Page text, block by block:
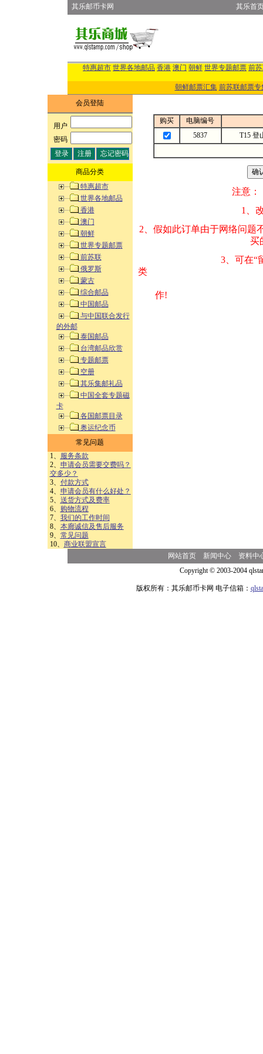
其乐邮币卡网 其乐首
特惠超市 世界各地邮品 香港 澳门 朝鲜 世界专题邮票 前
朝鲜邮票汇集 前苏联邮票专
会员登陆
用户:
密码:
商品分类
特惠超市
世界各地邮品
香港
澳门
朝鲜
世界专题邮票
前苏联
俄罗斯
蒙古
综合邮品
中国邮品
与中国联合发行
的外邮
泰国邮品
台湾邮品欣赏
专题邮票
空册
其乐集邮礼品
中国全套专题磁
卡
各国邮票目录
奥运纪念币
常见问题
1、
服务条款
2、 申请会员需要交费吗？
交多少？
3、 付款方式
4、 申请会员有什么好处？
5、 送货方式及费率
6、
购物流程
7、 我们的工作时间
8、 本廊诚信及售后服务
9、 常见问题
10、 商业联盟宣言
购买
电脑编号
5837
T15 登
注意：
1、改变商品数量
2、假如此订单由
买的邮品的“
3、可在“
类 方式告之
作!
网站首页 新闻中心
资料中
Copyright © 2003-2004
版权所有：其乐邮币卡网 电子信箱：